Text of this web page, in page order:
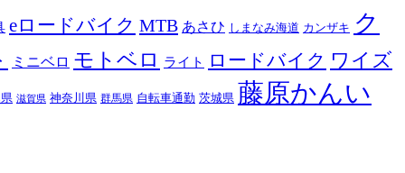
eロードバイク MTB あさひ しまなみ海道 カンザキ ク
ミニベロ モトベロ ライト ロードバイク ワイズ
滋賀県 神奈川県 群馬県 自転車通勤 茨城県 藤原かんい